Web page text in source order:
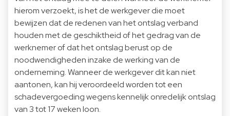
hierom verzoekt, is het de werkgever die moet
bewijzen dat de redenen van het ontslag verband
houden met de geschiktheid of het gedrag van de
werknemer of dat het ontslag berust op de
noodwendigheden inzake de werking van de
onderneming. Wanneer de werkgever dit kan niet
aantonen, kan hij veroordeeld worden tot een
schadevergoeding wegens kennelijk onredelijk ontslag
van 3 tot 17 weken loon.